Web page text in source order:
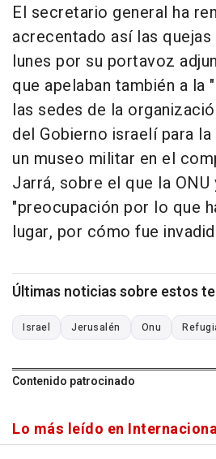
El secretario general ha
acrecentado así las
lunes por su portavoz
que apelaban también a la
las sedes de la
del Gobierno israelí para
un museo militar en el
Jarrá, sobre el que la ONU
"preocupación por lo que
lugar, por cómo fue
Últimas noticias sobre estos
Israel Jerusalén Onu
Contenido patrocinado
Lo más leído en